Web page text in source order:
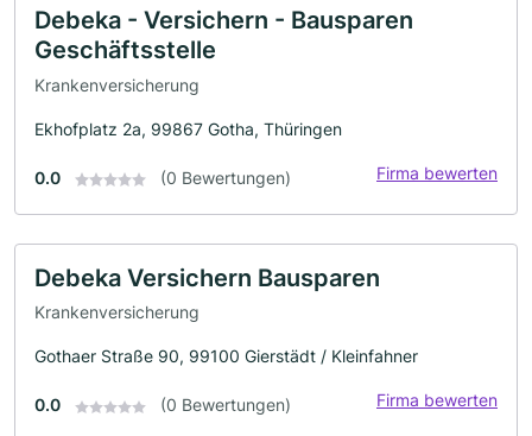
Debeka - Versichern - Bausparen
Geschäftsstelle
Krankenversicherung
Ekhofplatz 2a, 99867 Gotha, Thüringen
0.0 (0 Bewertungen) Firma bewerten
Debeka Versichern Bausparen
Krankenversicherung
Gothaer Straße 90, 99100 Gierstädt / Kleinfahner
0.0 (0 Bewertungen) Firma bewerten